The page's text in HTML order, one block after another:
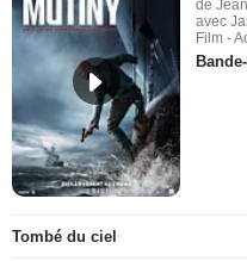
de
avec
Film -
Tombé du ciel